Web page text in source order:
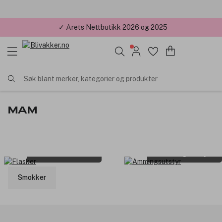
✓ Årets Nettbutikk 2026 og 2025
Søk blant merker, kategorier og produkter
MAM
Smokker